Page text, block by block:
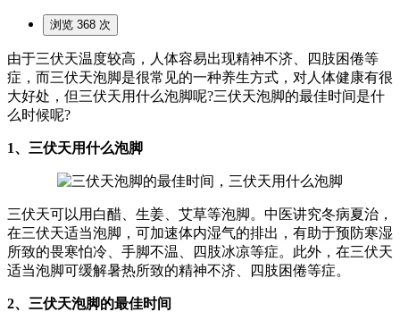
浏览 368 次
由于三伏天温度较高，人体容易出现精神不济、四肢困倦等
症，而三伏天泡脚是很常见的一种养生方式，对人体健康有很
大好处，但三伏天用什么泡脚呢?三伏天泡脚的最佳时间是什
么时候呢?
1、三伏天用什么泡脚
三伏天可以用白醋、生姜、艾草等泡脚。中医讲究冬病夏治，
在三伏天适当泡脚，可加速体内湿气的排出，有助于预防寒湿
所致的畏寒怕冷、手脚不温、四肢冰凉等症。此外，在三伏天
适当泡脚可缓解暑热所致的精神不济、四肢困倦等症。
2、三伏天泡脚的最佳时间